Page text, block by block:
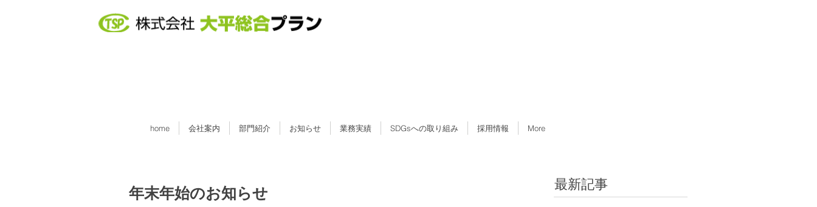
home 会社案内 部門紹介 お知らせ 業務実績 SDGsへの取り組み 採用情報 More
年末年始のお知らせ 最新記事